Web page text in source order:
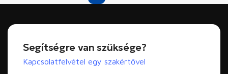
Segítségre van szüksége?
Kapcsolatfelvétel egy szakértővel